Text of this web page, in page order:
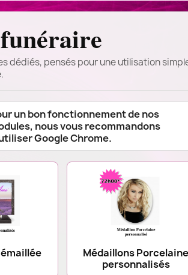
dédiés, pensés pour une utilisation
un bon fonctionnement de nos
nous vous recommandons
Google Chrome.
Médaillons Porcelaine
personnalisés